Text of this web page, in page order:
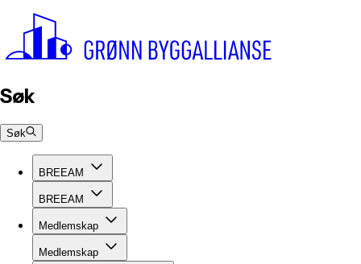
Søk
Søk
BREEAM
BREEAM
Medlemskap
Medlemskap